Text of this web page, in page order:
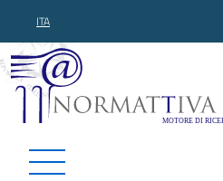
ITA
Normattiva